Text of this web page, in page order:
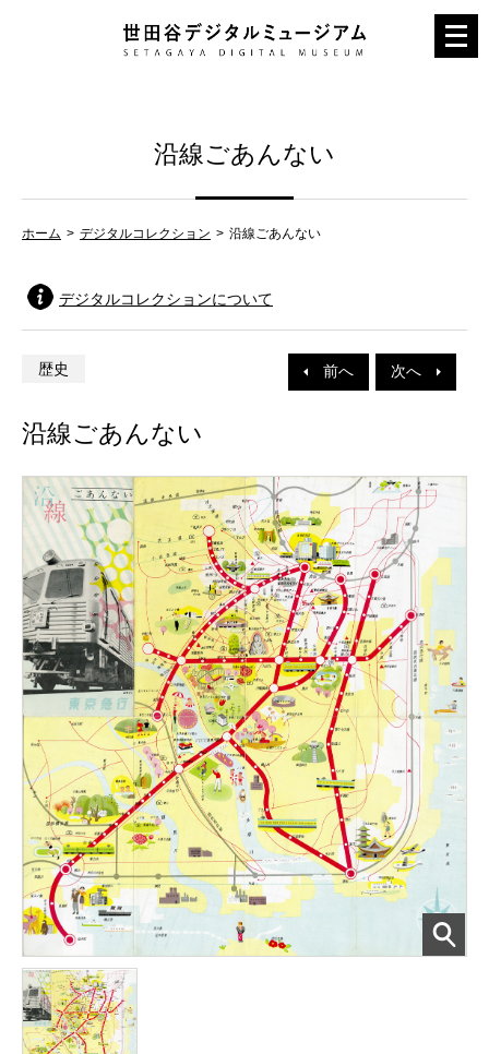
メ
ニ
沿線ごあんない
ホーム デジタルコレクション 沿線ごあんない
デジタルコレクションについて
前へ 次へ
歴史
沿線ごあんない